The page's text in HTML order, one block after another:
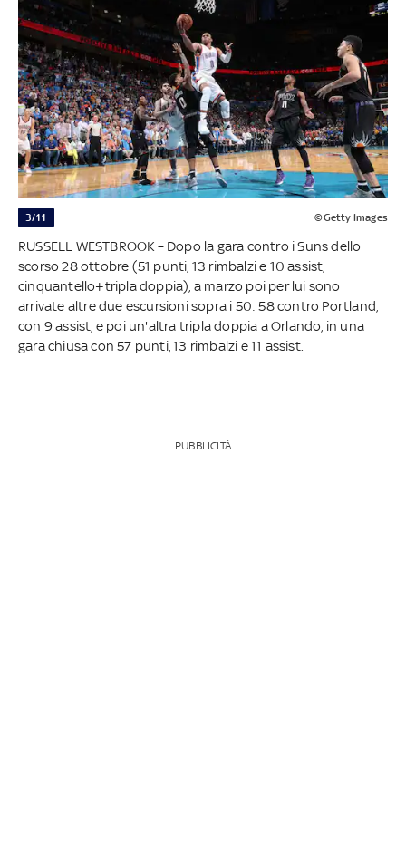
3/11 ©Getty Images
RUSSELL WESTBROOK – Dopo la gara contro i Suns dello
scorso 28 ottobre (51 punti, 13 rimbalzi e 10 assist,
cinquantello+tripla doppia), a marzo poi per lui sono
arrivate altre due escursioni sopra i 50: 58 contro Portland,
con 9 assist, e poi un'altra tripla doppia a Orlando, in una
gara chiusa con 57 punti, 13 rimbalzi e 11 assist.
PUBBLICITÀ